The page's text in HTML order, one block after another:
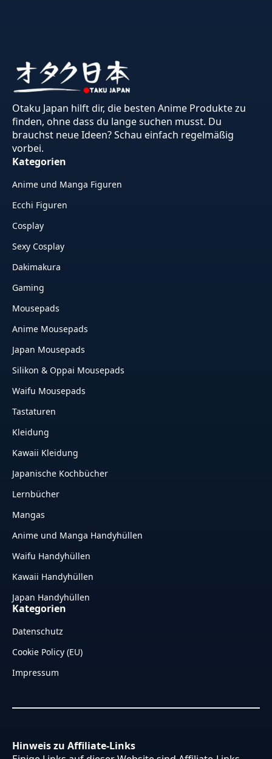
Otaku Japan hilft dir, die besten Anime Produkte zu
finden, ohne dass du lange suchen musst. Du
brauchst neue Ideen? Schau einfach regelmäßig
vorbei.
Kategorien
Anime und Manga Figuren
Ecchi Figuren
Cosplay
Sexy Cosplay
Dakimakura
Gaming
Mousepads
Anime Mousepads
Japan Mousepads
Silikon & Oppai Mousepads
Waifu Mousepads
Tastaturen
Kleidung
Kawaii Kleidung
Japanische Kochbücher
Lernbücher
Mangas
Anime und Manga Handyhüllen
Waifu Handyhüllen
Kawaii Handyhüllen
Japan Handyhüllen
Kategorien
Datenschutz
Cookie Policy (EU)
Impressum
Hinweis zu Affiliate-Links